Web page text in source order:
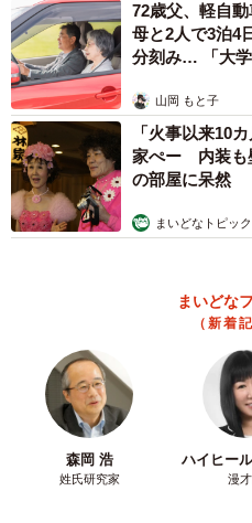
Nunoさん家の猫ちゃんも新作影絵
供：Nunoさん）
そこで、「まいどなニュース
材を依頼。プラレールの企画
ただけることになりました！
ご回答をくださったのは、
画開発担当、奥田さつきさん
回答のなかには、息子くんへ
ということで、ひと足先に、
ジを息子くんへお届けすると
投稿です。
72歳父、軽自
母と2人で3泊4
分刻み… 「大学
山岡 もと子
「火事以来10
家ぺー 内装も
の部屋に呆然
まいどなトピック
まいどな
（新着
森岡 浩
姓氏研究家
ハイヒー
漫